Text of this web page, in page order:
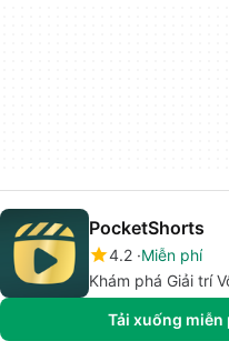
PocketShorts
4.2 Miễn phí
Khám phá Giải trí
Tải xuống